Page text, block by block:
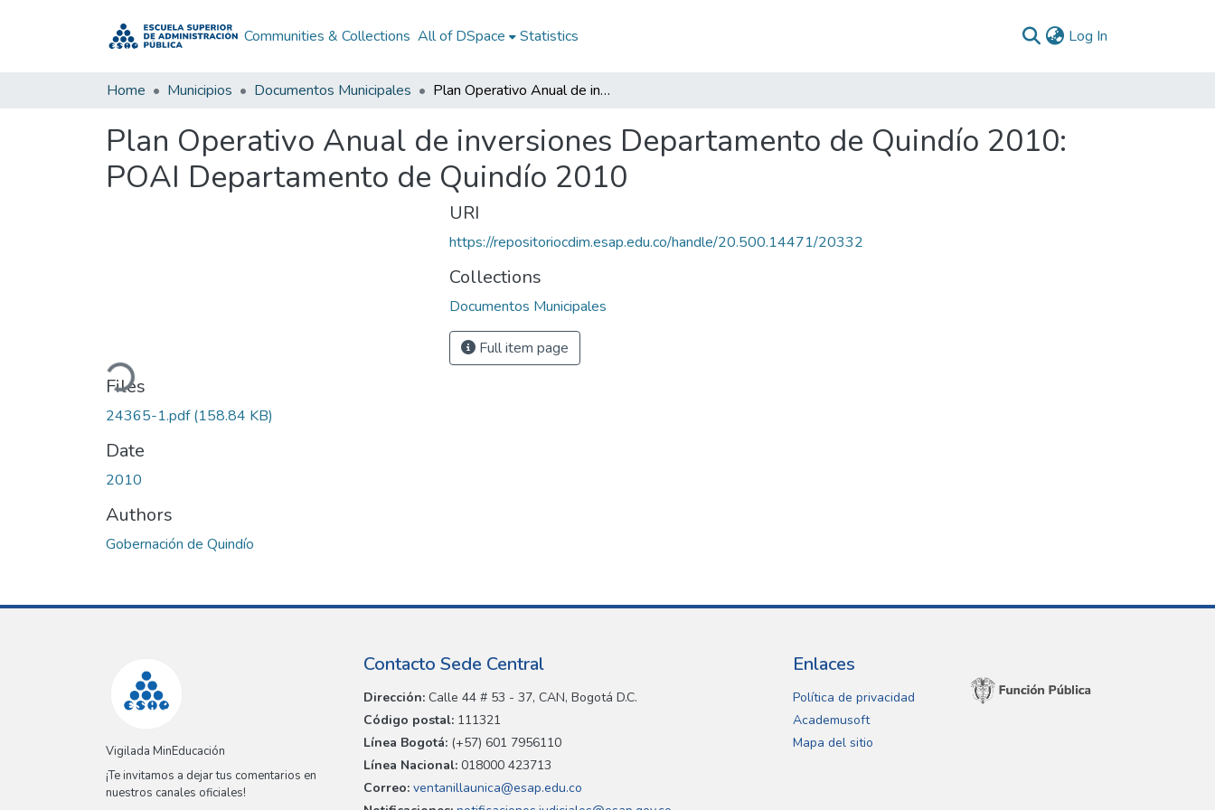
Communities & Collections All of DSpace Statistics Log In
Home Municipios Documentos Municipales Plan Operativo Anual de inversiones Departamento de Quindío 2010: POAI Departamento de Quindío 2010
Plan Operativo Anual de inversiones Departamento de Quindío 2010:
POAI Departamento de Quindío 2010
Loading...
Files
24365-1.pdf(158.84 KB)
Date
2010
Authors
Gobernación de Quindío
URI
https://repositoriocdim.esap.edu.co/handle/20.500.14471/20332
Collections
Documentos Municipales
Full item page
Vigilada MinEducación
¡Te invitamos a dejar tus comentarios en
nuestros canales oficiales!
Contacto Sede Central
Dirección: Calle 44 # 53 - 37, CAN, Bogotá D.C.
Código postal: 111321
Línea Bogotá: (+57) 601 7956110
Línea Nacional: 018000 423713
Correo: ventanillaunica@esap.edu.co
Enlaces
Política de privacidad
Academusoft
Mapa del sitio